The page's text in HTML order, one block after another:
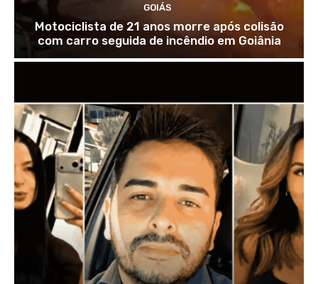
GOIÁS
Motociclista de 21 anos morre após colisão
com carro seguida de incêndio em Goiânia